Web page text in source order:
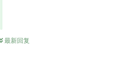
最新回复